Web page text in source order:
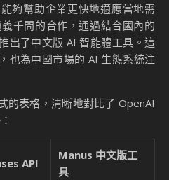
夠幫助企業更快地適應當地需
千問的合作，通過結合國內的
出了中文版 AI 智能體工具。這
也為中國市場的 AI 生態系統注
的表格，清晰地對比了 OpenAI
API
Manus 中文版工
具